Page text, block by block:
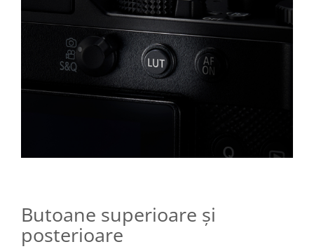
Butoane superioare și
posterioare